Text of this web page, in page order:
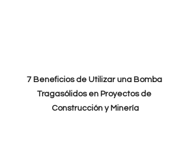
7 Beneficios de Utilizar una Bomba
Tragasólidos en Proyectos de
Construcción y Minería